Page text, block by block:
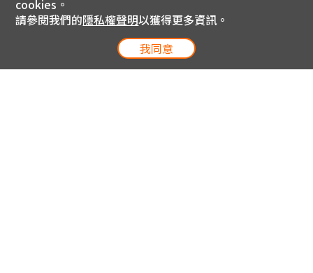
cookies。
請參閱我們的隱私權聲明以獲得更多資訊。
我同意